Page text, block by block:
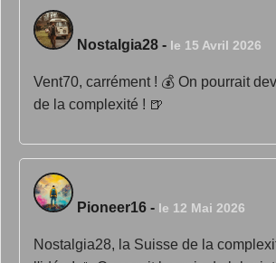
Nostalgia28 - le 15 Avril 2026
Vent70, carrément ! 💰 On pourrait
de la complexité ! 🍺
Pioneer16 - le 12 Mai 2026
Nostalgia28, la Suisse de la